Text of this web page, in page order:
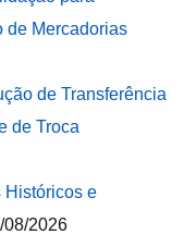
de Mercadorias
de Transferência
de Troca
Históricos e
08/2026